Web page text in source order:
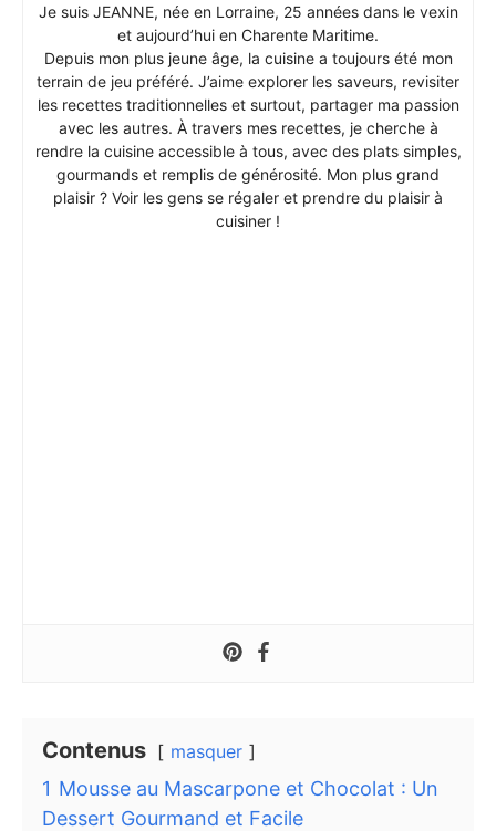
Je suis JEANNE, née en Lorraine, 25 années dans le vexin
et aujourd’hui en Charente Maritime.
Depuis mon plus jeune âge, la cuisine a toujours été mon
terrain de jeu préféré. J’aime explorer les saveurs, revisiter
les recettes traditionnelles et surtout, partager ma passion
avec les autres. À travers mes recettes, je cherche à
rendre la cuisine accessible à tous, avec des plats simples,
gourmands et remplis de générosité. Mon plus grand
plaisir ? Voir les gens se régaler et prendre du plaisir à
cuisiner !
Contenus masquer
1 Mousse au Mascarpone et Chocolat : Un
Dessert Gourmand et Facile